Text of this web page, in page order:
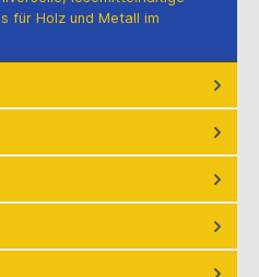
für Holz und Metall im